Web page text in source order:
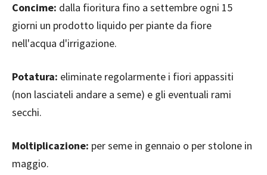
Concime: dalla fioritura fino a settembre ogni 15
giorni un prodotto liquido per piante da fiore
nell'acqua d'irrigazione.
Potatura: eliminate regolarmente i fiori appassiti
(non lasciateli andare a seme) e gli eventuali rami
secchi.
Moltiplicazione: per seme in gennaio o per stolone in
maggio.